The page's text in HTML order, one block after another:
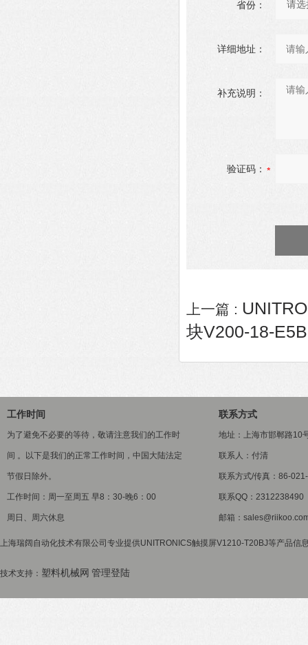
省份：
详细地址：
补充说明：
验证码：
上一篇 :
块V200-18-E5B
工作时间
为了避免不必要的等待，敬请注意我们的工作时
间 。以下是我们的正常工作时间，中国大陆法定
节假日除外。
工作时间：周一至周五 早8：30-晚6：00
周日、周六休息
联系方式
地址：上海市邯郸路10
联系人：付清
联系方式/传真：86-
联系QQ：2312238490
邮箱：
上海瑞阔自动化技术有限公司专业提供UNITRONICS触摸屏V1210-T20BJ等产品信
技术支持： 塑料机械网 管理登陆